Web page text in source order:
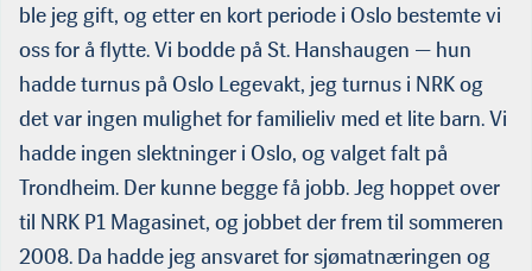
ble jeg gift, og etter en kort periode i Oslo bestemte vi
oss for å flytte. Vi bodde på St. Hanshaugen — hun
hadde turnus på Oslo Legevakt, jeg turnus i NRK og
det var ingen mulighet for familieliv med et lite barn. Vi
hadde ingen slektninger i Oslo, og valget falt på
Trondheim. Der kunne begge få jobb. Jeg hoppet over
til NRK P1 Magasinet, og jobbet der frem til sommeren
2008. Da hadde jeg ansvaret for sjømatnæringen og